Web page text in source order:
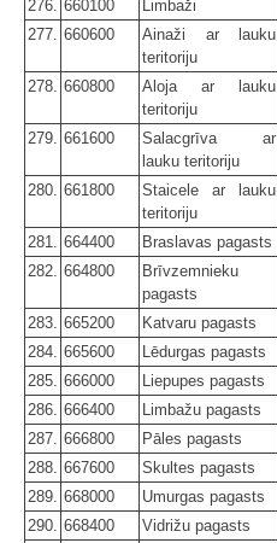
276. 660100 Limbaži
277. 660600
Ainaži ar lauku
teritoriju
278. 660800
Aloja ar lauku
teritoriju
279. 661600
Salacgrīva ar
lauku teritoriju
280. 661800
Staicele ar lauku
teritoriju
281. 664400 Braslavas pagasts
282. 664800
Brīvzemnieku
pagasts
283. 665200 Katvaru pagasts
284. 665600 Lēdurgas pagasts
285. 666000 Liepupes pagasts
286. 666400 Limbažu pagasts
287. 666800 Pāles pagasts
288. 667600 Skultes pagasts
289. 668000 Umurgas pagasts
290. 668400 Vidrižu pagasts